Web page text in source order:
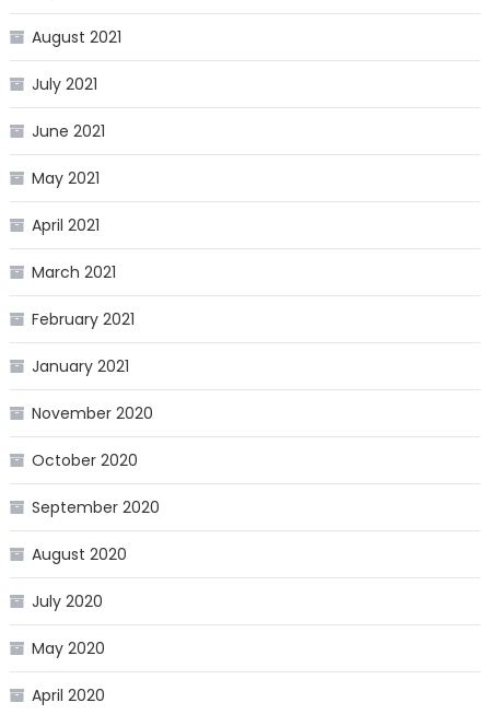
August 2021
July 2021
June 2021
May 2021
April 2021
March 2021
February 2021
January 2021
November 2020
October 2020
September 2020
August 2020
July 2020
May 2020
April 2020